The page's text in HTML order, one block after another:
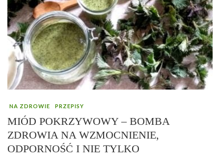
NA ZDROWIE PRZEPISY
MIÓD POKRZYWOWY – BOMBA
ZDROWIA NA WZMOCNIENIE,
ODPORNOŚĆ I NIE TYLKO